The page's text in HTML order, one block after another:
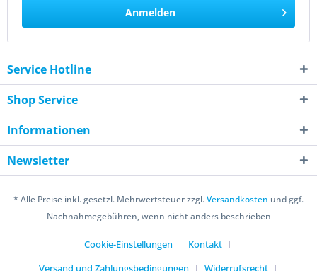
Anmelden
Service Hotline
Shop Service
Informationen
Newsletter
* Alle Preise inkl. gesetzl. Mehrwertsteuer zzgl.Versandkosten und ggf.
Nachnahmegebühren, wenn nicht anders beschrieben
Cookie-Einstellungen
Kontakt
Versand und Zahlungsbedingungen
Widerrufsrecht